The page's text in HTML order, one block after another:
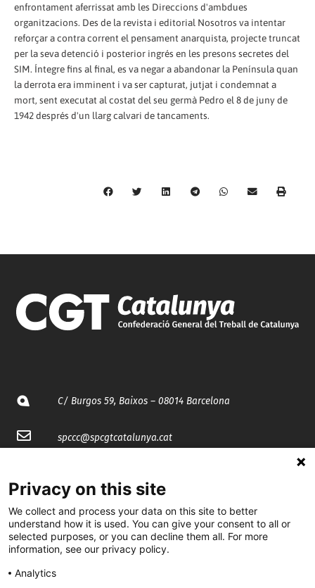
enfrontament aferrissat amb les Direccions d'ambdues
organitzacions. Des de la revista i editorial Nosotros va intentar
reforçar a contra corrent el pensament anarquista, projecte truncat
per la seva detenció i posterior ingrés en les presons secretes del
SIM. Íntegre fins al final, es va negar a abandonar la Península quan
la derrota era imminent i va ser capturat, jutjat i condemnat a
mort, sent executat al costat del seu germà Pedro el 8 de juny de
1942 després d'un llarg calvari de tancaments.
C/ Burgos 59, Baixos – 08014 Barcelona
spccc@spcgtcatalunya.cat
@CGTCatalunya
cgtcatalunya
Privacy on this site
We collect and process your data on this site to better
understand how it is used. You can give your consent to all or
selected purposes, or you can decline them all. For more
information, see our privacy policy.
Analytics